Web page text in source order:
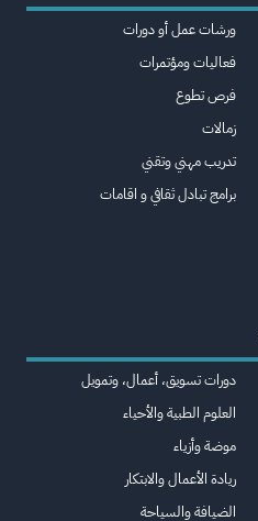
ورشات عمل أو دورات
فعاليات ومؤتمرات
فرص تطوع
زمالات
تدريب مهني وتقني
برامج تبادل ثقافي و اقامات
دورات تسويق، أعمال، وتمويل
العلوم الطبية والأحياء
موضة وأزياء
ريادة الأعمال والابتكار
الضيافة والسياحة